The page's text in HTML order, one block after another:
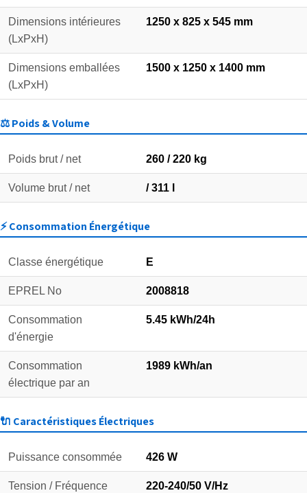
Dimensions intérieures
(LxPxH)
1250 x 825 x 545 mm
Dimensions emballées
(LxPxH)
1500 x 1250 x 1400 mm
⚖️ Poids & Volume
Poids brut / net 260 / 220 kg
Volume brut / net / 311 l
⚡ Consommation Énergétique
Classe énergétique E
EPREL No 2008818
Consommation
d'énergie
5.45 kWh/24h
Consommation
électrique par an
1989 kWh/an
🔌 Caractéristiques Électriques
Puissance consommée 426 W
Tension / Fréquence 220-240/50 V/Hz